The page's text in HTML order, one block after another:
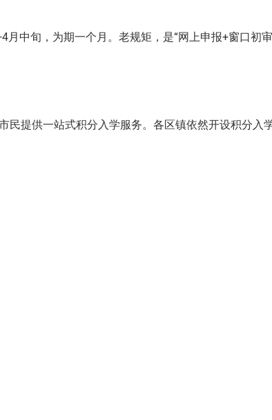
中旬，为期一个月。老规矩，是“网上申报+窗口初
民提供一站式积分入学服务。各区镇依然开设积分入